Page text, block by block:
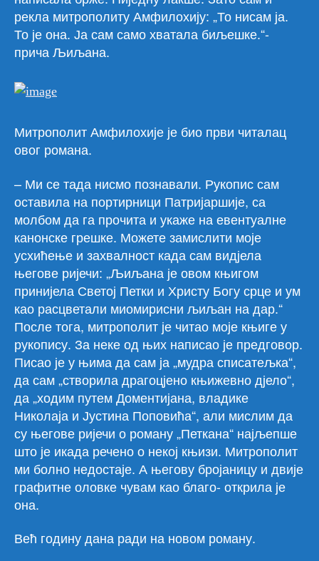
рекла митрополиту Амфилохију: „То нисам ја.
То је она. Ја сам само хватала биљешке.“-
прича Љиљана.
Митрополит Амфилохије је био први читалац
овог романа.
– Ми се тада нисмо познавали. Рукопис сам
оставила на портирници Патријаршије, са
молбом да га прочита и укаже на евентуалне
канонске грешке. Можете замислити моје
усхићење и захвалност када сам видјела
његове ријечи: „Љиљана је овом књигом
принијела Светој Петки и Христу Богу срце и ум
као расцветали миомирисни љиљан на дар.“
После тога, митрополит је читао моје књиге у
рукопису. За неке од њих написао је предговор.
Писао је у њима да сам ја „мудра списатељка“,
да сам „створила драгоцјено књижевно дјело“,
да „ходим путем Доментијана, владике
Николаја и Јустина Поповића“, али мислим да
су његове ријечи о роману „Петкана“ најљепше
што је икада речено о некој књизи. Митрополит
ми болно недостаје. А његову бројаницу и двије
графитне оловке чувам као благо- открила је
она.
Већ годину дана ради на новом роману.